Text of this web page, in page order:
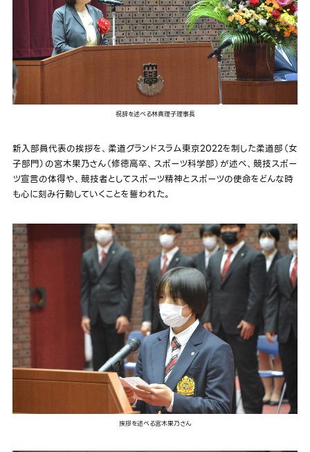
祝辞を述べる林真理子理事長
新入部員代表の挨拶を、柔道グランドスラム東京2022を制した柔道部（女
子部門）の宮木果乃さん（修徳高卒、スポーツ科学部）が述べ、競技スポー
ツ宣言の体得や、競技者としてスポーツ精神とスポーツの使命をどんな時
も心に刻み行動していくことを誓われた。
挨拶を述べる宮木果乃さん